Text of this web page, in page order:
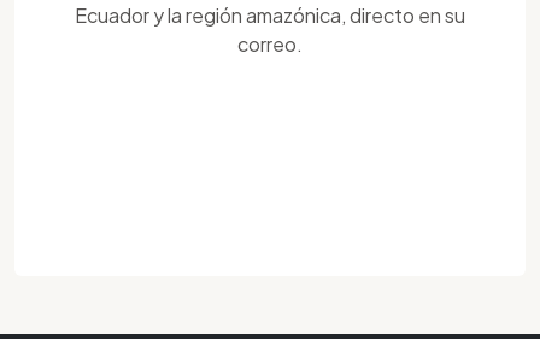
Ecuador y la región amazónica, directo en su
correo.